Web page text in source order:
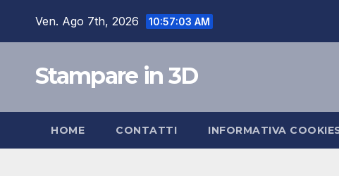
Ven. Ago 7th, 2026 10:57:03 AM
Stampare in 3D
HOME CONTATTI INFORMATIVA